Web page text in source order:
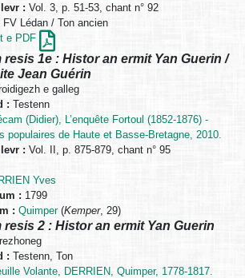
: Vol. 3, p. 51-53, chant n° 92
FV Lédan / Ton ancien
e PDF
resis 1e : Histor an ermit Yan Guerin /
Jean Guérin
e galleg
: Testenn
(Didier), L’enquête Fortoul (1852-1876) -
populaires de Haute et Basse-Bretagne, 2010.
: Vol. II, p. 875-879, chant n° 95
Yves
: 1799
: Quimper(Kemper, 29)
resis 2 : Histor an ermit Yan Guerin
: Testenn, Ton
Volante, DERRIEN, Quimper, 1778-1817.